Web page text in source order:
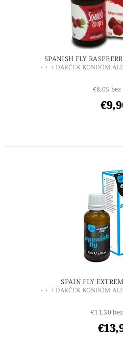
SPANISH FLY
- + + DARČEK KONDÓM
€8,05 bez
SPAIN FLY
- + + DARČEK KONDÓM
€11,30